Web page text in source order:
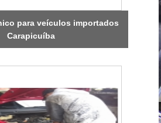
para veículos importados
Carapicuíba